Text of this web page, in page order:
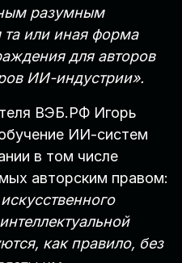
разумным
или иная форма
для авторов
ИИ-индустрии».
ВЭБ.РФ Игорь
ИИ-систем
в том числе
авторским правом:
как правило, без